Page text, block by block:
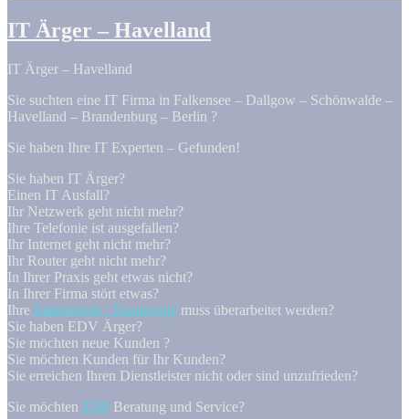
IT Ärger – Havelland
IT Ärger – Havelland
Sie suchten eine IT Firma in Falkensee – Dallgow – Schönwalde –
Havelland – Brandenburg – Berlin ?
Sie haben Ihre IT Experten – Gefunden!
Sie haben IT Ärger?
Einen IT Ausfall?
Ihr Netzwerk geht nicht mehr?
Ihre Telefonie ist ausgefallen?
Ihr Internet geht nicht mehr?
Ihr Router geht nicht mehr?
In Ihrer Praxis geht etwas nicht?
In Ihrer Firma stört etwas?
Ihre Internetseite / Homepage muss überarbeitet werden?
Sie haben EDV Ärger?
Sie möchten neue Kunden ?
Sie möchten Kunden für Ihr Kunden?
Sie erreichen Ihren Dienstleister nicht oder sind unzufrieden?
Sie möchten TOP Beratung und Service?